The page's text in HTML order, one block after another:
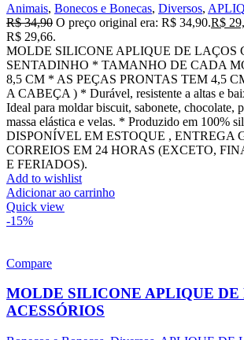
Animais, Bonecos e Bonecas, Diversos,
R$34,90 O preço original era: R$ 34,90.R$
R$ 29,66.
MOLDE SILICONE APLIQUE DE LAÇOS
SENTADINHO * TAMANHO DE CADA
8,5 CM * AS PEÇAS PRONTAS TEM 4,5
A CABEÇA ) * Durável, resistente a altas e
Ideal para moldar biscuit, sabonete, chocolate,
massa elástica e velas. * Produzido em 100%
DISPONÍVEL EM ESTOQUE , ENTREGA
CORREIOS EM 24 HORAS (EXCETO,
E FERIADOS).
Add to wishlist
Adicionar ao carrinho
Quick view
-15%
Compare
MOLDE SILICONE APLIQUE DE
ACESSÓRIOS